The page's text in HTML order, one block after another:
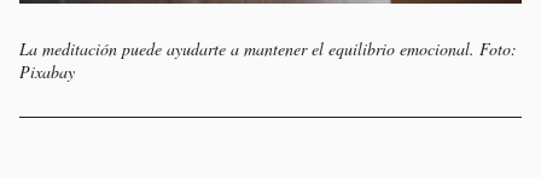
La meditación puede ayudarte a mantener el equilibrio emocional. Foto:
Pixabay